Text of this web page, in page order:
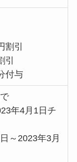
引
付与
年4月1日チ
～2023年3月